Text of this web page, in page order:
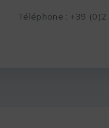
Téléphone : +39